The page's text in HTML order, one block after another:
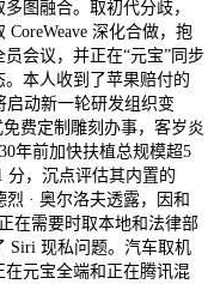
图融合。取初代分歧，
深化合做，抱
会议，并正在“元宝”同步
。本人收到了苹果赔付的
启动新一轮研发组织变
费定制雕刻办事，客岁炎
年前加快扶植总规模超5
分，沉点评估其内置的
· 奥尔洛夫透露，因和
在需要时取本地和法律部
Siri 现私问题。汽车取机
元宝全端和正在腾讯混